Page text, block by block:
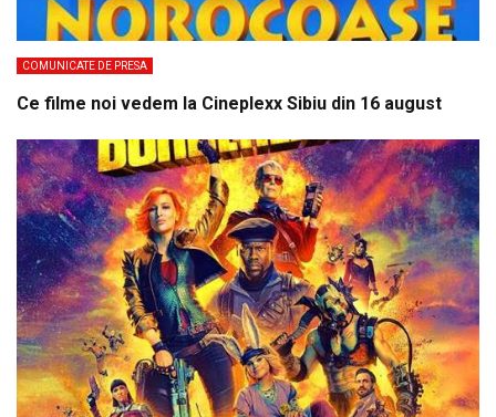
COMUNICATE DE PRESA
Ce filme noi vedem la Cineplexx Sibiu din 16 august